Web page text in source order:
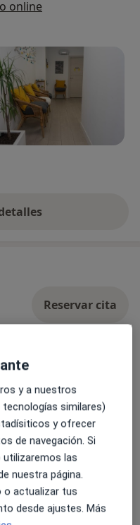
online
la experiencia
Reservar cita
Reservar cita
y a nuestros
similares)
y ofrecer
de navegación. Si
las
nuestra página.
o actualizar tus
desde ajustes. Más